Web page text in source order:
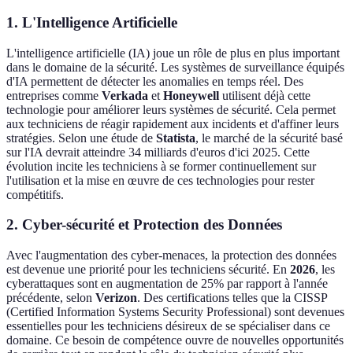
1. L'Intelligence Artificielle
L'intelligence artificielle (IA) joue un rôle de plus en plus important
dans le domaine de la sécurité. Les systèmes de surveillance équipés
d'IA permettent de détecter les anomalies en temps réel. Des
entreprises comme Verkada et Honeywell utilisent déjà cette
technologie pour améliorer leurs systèmes de sécurité. Cela permet
aux techniciens de réagir rapidement aux incidents et d'affiner leurs
stratégies. Selon une étude de Statista, le marché de la sécurité basé
sur l'IA devrait atteindre 34 milliards d'euros d'ici 2025. Cette
évolution incite les techniciens à se former continuellement sur
l'utilisation et la mise en œuvre de ces technologies pour rester
compétitifs.
2. Cyber-sécurité et Protection des Données
Avec l'augmentation des cyber-menaces, la protection des données
est devenue une priorité pour les techniciens sécurité. En 2026, les
cyberattaques sont en augmentation de 25% par rapport à l'année
précédente, selon Verizon. Des certifications telles que la CISSP
(Certified Information Systems Security Professional) sont devenues
essentielles pour les techniciens désireux de se spécialiser dans ce
domaine. Ce besoin de compétence ouvre de nouvelles opportunités